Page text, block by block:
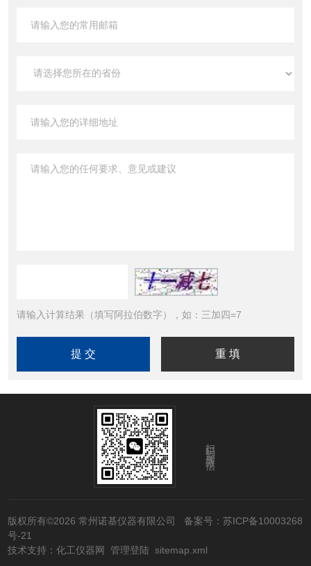
请输入计算结果（填写阿拉伯数字），如：三加四=7
扫码添加微信
版权所有©2026 常州诺基仪器有限公司 备案号：苏ICP备10003268
号-21
技术支持：化工仪器网 管理登陆 sitemap.xml